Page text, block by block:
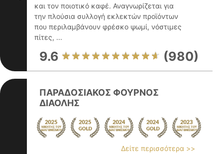
και τον ποιοτικό καφέ. Αναγνωρίζεται για
την πλούσια συλλογή εκλεκτών προϊόντων
που περιλαμβάνουν φρέσκο ψωμί, νόστιμες
πίτες, ...
9.6 (980)
ΠΑΡΑΔΟΣΙΑΚΟΣ ΦΟΥΡΝΟΣ
ΔΙΑΟΛΗΣ
Δείτε περισσότερα >>